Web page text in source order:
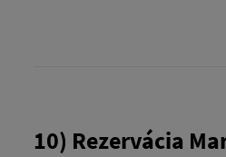
10) Rezervácia